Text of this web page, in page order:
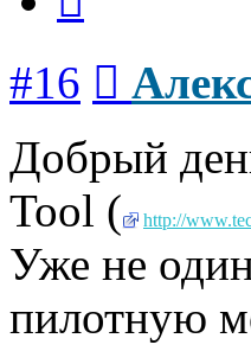
#16
Добрый
Tool (
http://
Уже не
пилотную